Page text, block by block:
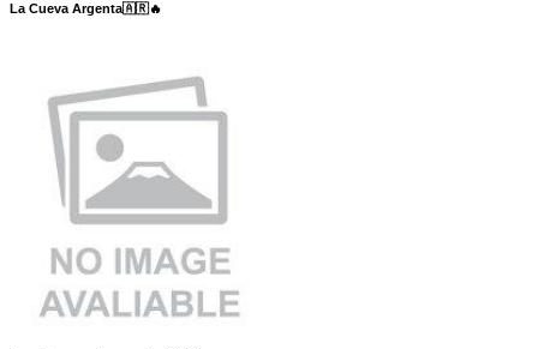
La Cueva Argenta🇦🇷🔥